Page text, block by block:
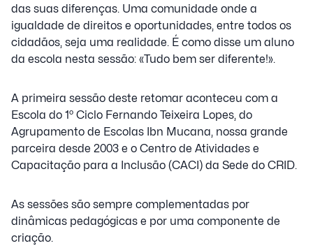
das suas diferenças. Uma comunidade onde a
igualdade de direitos e oportunidades, entre todos os
cidadãos, seja uma realidade. É como disse um aluno
da escola nesta sessão: «Tudo bem ser diferente!».
A primeira sessão deste retomar aconteceu com a
Escola do 1º Ciclo Fernando Teixeira Lopes, do
Agrupamento de Escolas Ibn Mucana, nossa grande
parceira desde 2003 e o Centro de Atividades e
Capacitação para a Inclusão (CACI) da Sede do CRID.
As sessões são sempre complementadas por
dinâmicas pedagógicas e por uma componente de
criação.